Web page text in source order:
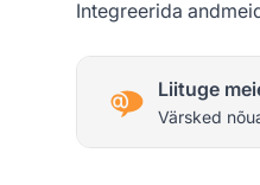
Integreerida
Liituge
Värsked